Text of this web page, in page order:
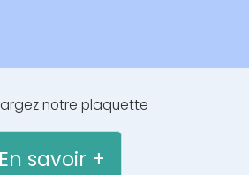
notre plaquette
En savoir +